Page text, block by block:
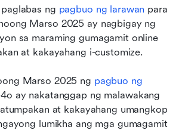
ng pagbuo ng larawan para
Marso 2025 ay nagbigay ng
sa maraming gumagamit online
at kakayahang i-customize.
Marso 2025 ng pagbuo ng
ay nakatanggap ng malawakang
at kakayahang umangkop
lumikha ang mga gumagamit